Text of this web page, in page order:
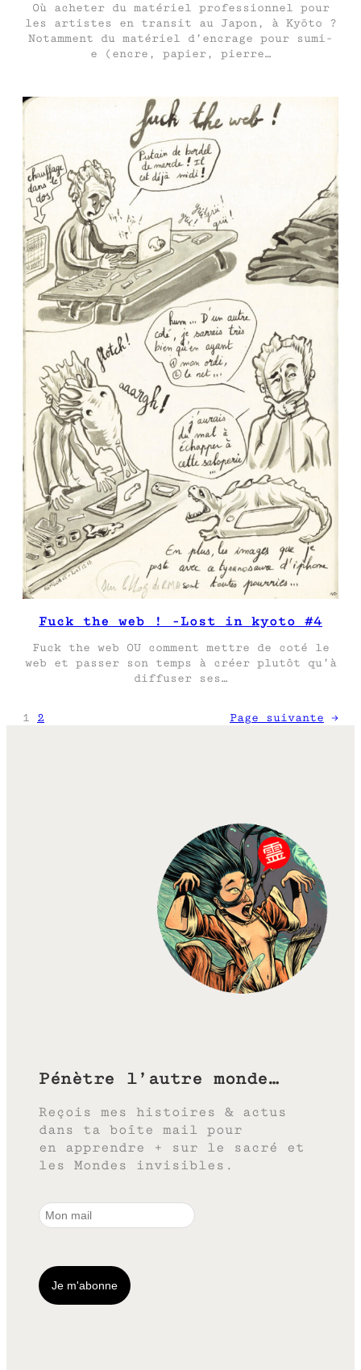
Où acheter du matériel professionnel pour
les artistes en transit au Japon, à Kyōto ?
Notamment du matériel d’encrage pour sumi-
e (encre, papier, pierre…
Fuck the web ! -Lost in kyoto #4
Fuck the web OU comment mettre de coté le
web et passer son temps à créer plutôt qu’à
diffuser ses…
1 2 Page suivante →
Pénètre l’autre monde…
Reçois mes histoires & actus
dans ta boîte mail pour
en apprendre + sur le sacré et
les Mondes invisibles.